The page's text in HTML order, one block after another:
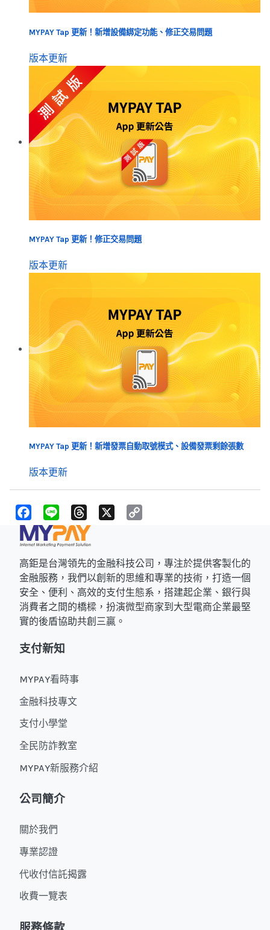
MYPAY Tap 更新！新增設備綁定功能、修正交易問題
版本更新
MYPAY Tap 更新！修正交易問題
版本更新
MYPAY Tap 更新！新增發票自動取號模式、設備發票剩餘張數
版本更新
c
e
b
o
o
k
n
e
r
a
d
s
i
n
k
高鉅是台灣領先的金融科技公司，專注於提供客製化的
金融服務，我們以創新的思維和專業的技術，打造一個
安全、便利、高效的支付生態系，搭建起企業、銀行與
消費者之間的橋樑，扮演微型商家到大型電商企業最堅
實的後盾協助共創三贏。
支付新知
MYPAY看時事
金融科技專文
支付小學堂
全民防詐教室
MYPAY新服務介紹
公司簡介
關於我們
專業認證
代收付信託揭露
收費一覽表
服務條款